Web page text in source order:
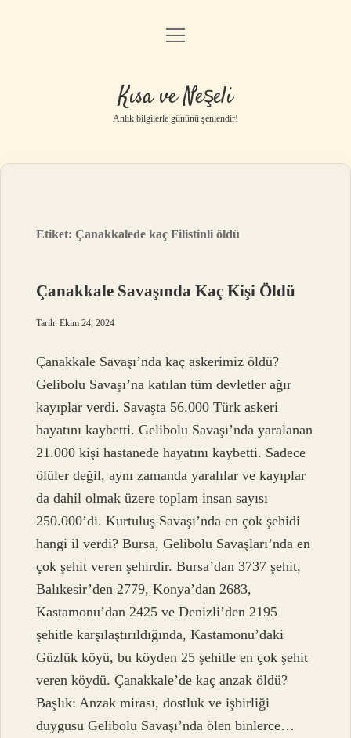
Anasayfa
Yasal Uyarı
menüyü
Kısa ve Neşeli
Anlık bilgilerle gününü şenlendir!
Etiket:Çanakkalede kaç Filistinli öldü
Çanakkale Savaşında Kaç Kişi Öldü
Tarih: Ekim 24, 2024
Çanakkale Savaşı’nda kaç askerimiz öldü?
Gelibolu Savaşı’na katılan tüm devletler ağır
kayıplar verdi. Savaşta 56.000 Türk askeri
hayatını kaybetti. Gelibolu Savaşı’nda yaralanan
21.000 kişi hastanede hayatını kaybetti. Sadece
ölüler değil, aynı zamanda yaralılar ve kayıplar
da dahil olmak üzere toplam insan sayısı
250.000’di. Kurtuluş Savaşı’nda en çok şehidi
hangi il verdi? Bursa, Gelibolu Savaşları’nda en
çok şehit veren şehirdir. Bursa’dan 3737 şehit,
Balıkesir’den 2779, Konya’dan 2683,
Kastamonu’dan 2425 ve Denizli’den 2195
şehitle karşılaştırıldığında, Kastamonu’daki
Güzlük köyü, bu köyden 25 şehitle en çok şehit
veren köydü. Çanakkale’de kaç anzak öldü?
Başlık: Anzak mirası, dostluk ve işbirliği
duygusu Gelibolu Savaşı’nda ölen binlerce…